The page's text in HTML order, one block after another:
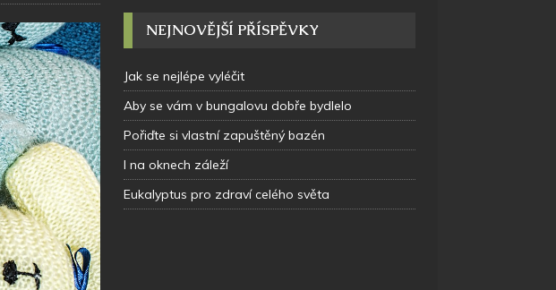
NEJNOVĚJŠÍ PŘÍSPĚVKY
Jak se nejlépe vyléčit
Aby se vám v bungalovu dobře bydlelo
Pořiďte si vlastní zapuštěný bazén
I na oknech záleží
Eukalyptus pro zdraví celého světa